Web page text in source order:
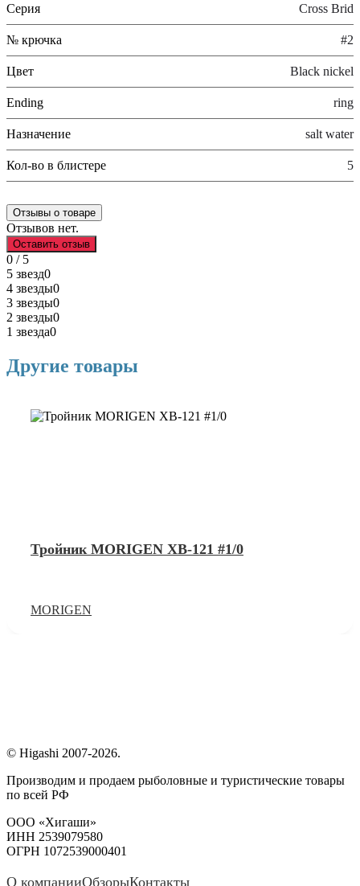
Серия Cross Brid
№ крючка #2
Цвет Black nickel
Ending ring
Назначение salt water
Кол-во в блистере 5
Отзывы о товаре
Отзывов нет.
Оставить отзыв
0 / 5
5 звезд0
4 звезды0
3 звезды0
2 звезды0
1 звезда0
Другие товары
Тройник MORIGEN XB-121 #1/0
MORIGEN
© Higashi 2007-2026.
Производим и продаем рыболовные и туристические товары
по всей РФ
ООО «Хигаши»
ИНН 2539079580
ОГРН 1072539000401
О компанииОбзорыКонтакты